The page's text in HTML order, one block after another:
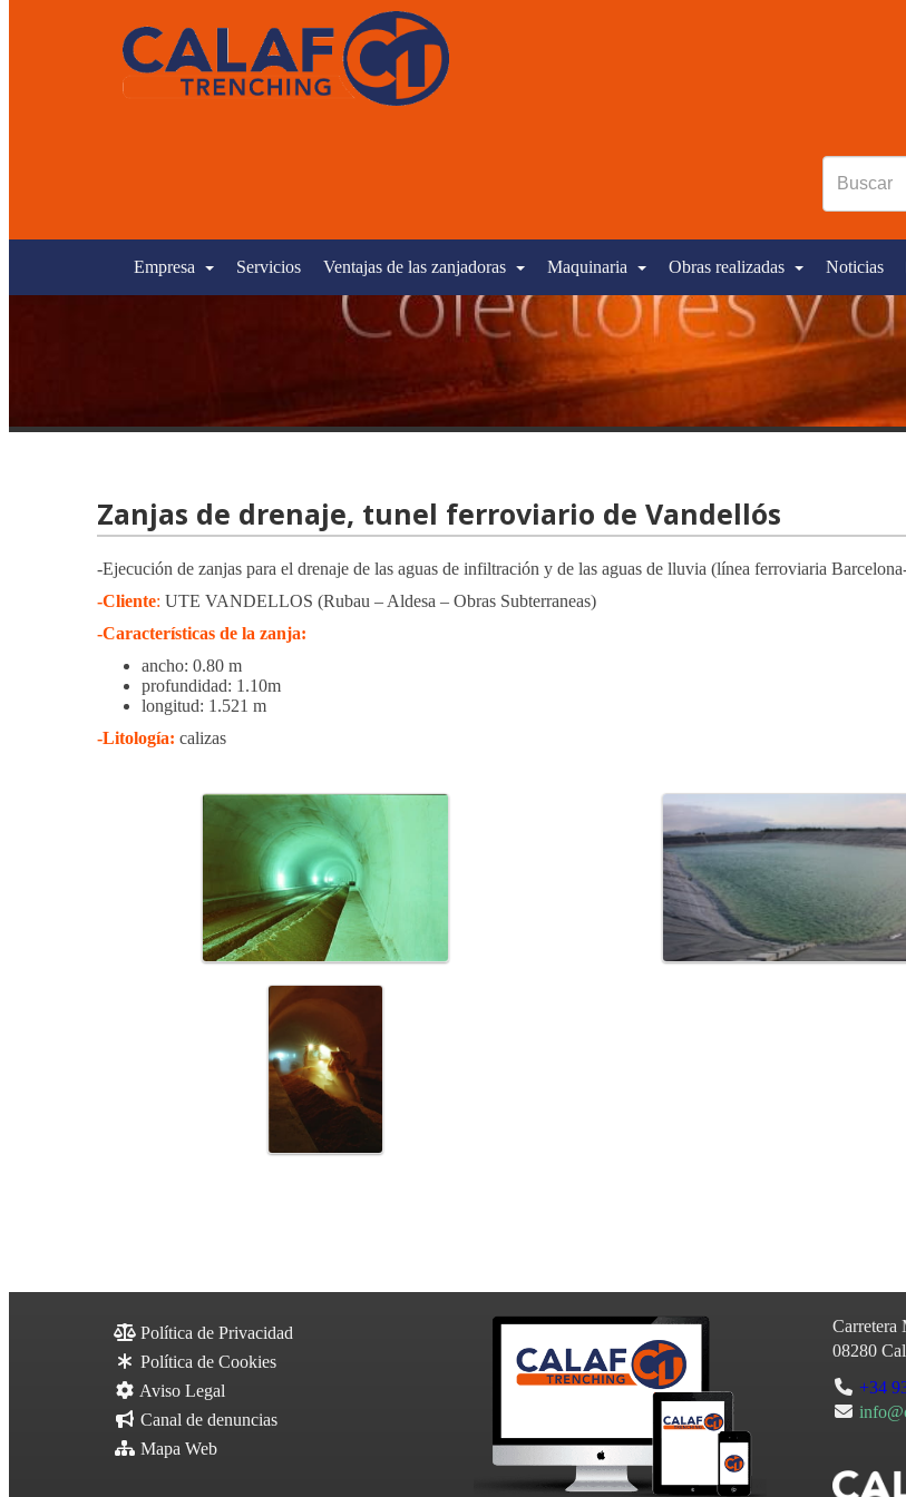
Empresa Servicios Ventajas de las zanjadoras Maquinaria Obras realizadas Noticias
Zanjas de drenaje, tunel ferroviario de Vandellós
-Ejecución de zanjas para el drenaje de las aguas de infiltración y de las aguas de lluvia (línea ferroviaria
-Cliente: UTE VANDELLOS (Rubau – Aldesa – Obras Subterraneas)
-Características de la zanja:
ancho: 0.80 m
profundidad: 1.10m
longitud: 1.521 m
-Litología: calizas
Política de Privacidad
Política de Cookies
Aviso Legal
Canal de denuncias
Mapa Web
Carretera
08280
+34